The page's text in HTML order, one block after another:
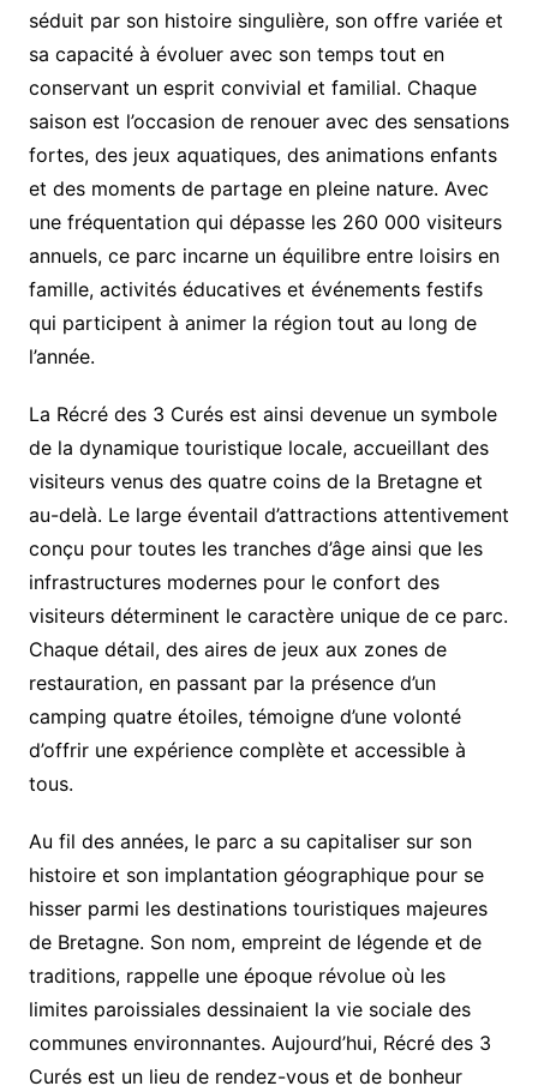
séduit par son histoire singulière, son offre variée et
sa capacité à évoluer avec son temps tout en
conservant un esprit convivial et familial. Chaque
saison est l’occasion de renouer avec des sensations
fortes, des jeux aquatiques, des animations enfants
et des moments de partage en pleine nature. Avec
une fréquentation qui dépasse les 260 000 visiteurs
annuels, ce parc incarne un équilibre entre loisirs en
famille, activités éducatives et événements festifs
qui participent à animer la région tout au long de
l’année.
La Récré des 3 Curés est ainsi devenue un symbole
de la dynamique touristique locale, accueillant des
visiteurs venus des quatre coins de la Bretagne et
au-delà. Le large éventail d’attractions attentivement
conçu pour toutes les tranches d’âge ainsi que les
infrastructures modernes pour le confort des
visiteurs déterminent le caractère unique de ce parc.
Chaque détail, des aires de jeux aux zones de
restauration, en passant par la présence d’un
camping quatre étoiles, témoigne d’une volonté
d’offrir une expérience complète et accessible à
tous.
Au fil des années, le parc a su capitaliser sur son
histoire et son implantation géographique pour se
hisser parmi les destinations touristiques majeures
de Bretagne. Son nom, empreint de légende et de
traditions, rappelle une époque révolue où les
limites paroissiales dessinaient la vie sociale des
communes environnantes. Aujourd’hui, Récré des 3
Curés est un lieu de rendez-vous et de bonheur